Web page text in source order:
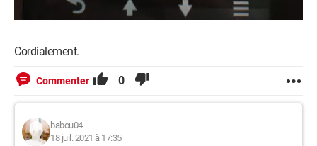
Cordialement.
Commenter 0
babou04
18 juil. 2021 à 17:35